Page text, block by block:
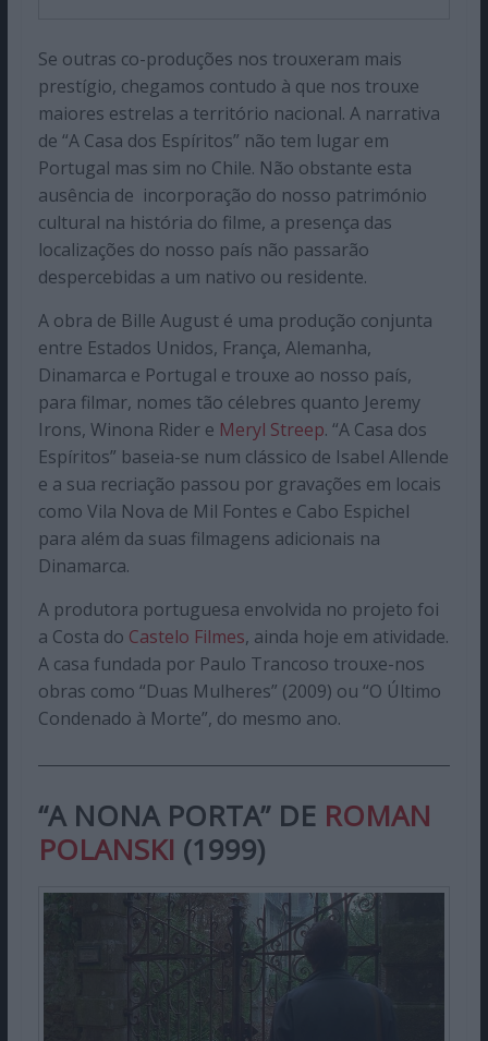
Se outras co-produções nos trouxeram mais
prestígio, chegamos contudo à que nos trouxe
maiores estrelas a território nacional. A narrativa
de “A Casa dos Espíritos” não tem lugar em
Portugal mas sim no Chile. Não obstante esta
ausência de incorporação do nosso património
cultural na história do filme, a presença das
localizações do nosso país não passarão
despercebidas a um nativo ou residente.
A obra de Bille August é uma produção conjunta
entre Estados Unidos, França, Alemanha,
Dinamarca e Portugal e trouxe ao nosso país,
para filmar, nomes tão célebres quanto Jeremy
Irons, Winona Rider e Meryl Streep. “A Casa dos
Espíritos” baseia-se num clássico de Isabel Allende
e a sua recriação passou por gravações em locais
como Vila Nova de Mil Fontes e Cabo Espichel
para além da suas filmagens adicionais na
Dinamarca.
A produtora portuguesa envolvida no projeto foi
a Costa do Castelo Filmes, ainda hoje em atividade.
A casa fundada por Paulo Trancoso trouxe-nos
obras como “Duas Mulheres” (2009) ou “O Último
Condenado à Morte”, do mesmo ano.
“A NONA PORTA” DE ROMAN
POLANSKI (1999)